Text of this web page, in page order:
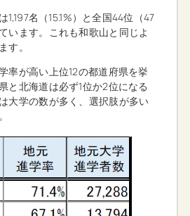
1,197名（15.1%）と全国44位（47
います。これも和歌山と同じよ
す。
率が高い上位12の都道府県を挙
と北海道は必ず1位か2位になる
大学の数が多く、選択肢が多い